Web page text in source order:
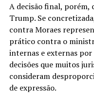
A decisão final, porém,
Trump. Se
contra Moraes
prático contra o
internas e externas
decisões que muitos
consideram
de expressão.